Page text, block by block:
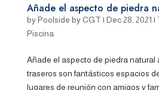
Añade el aspecto de piedra
byPoolside by CGT | Dec 28, 2021 |
Piscina
Añade el aspecto de piedra natural
traseros son fantásticos espacios
lugares de reunión con amigos y